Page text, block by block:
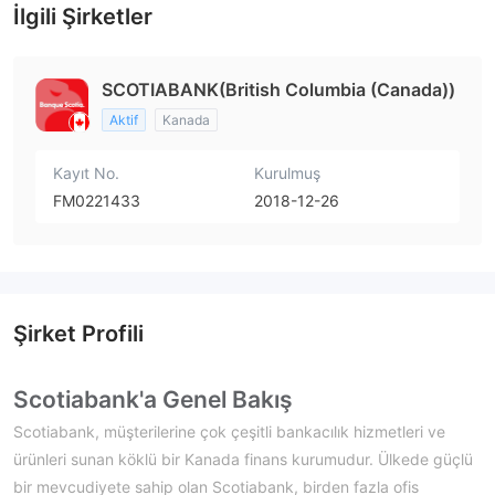
İlgili Şirketler
SCOTIABANK(British Columbia (Canada))
Aktif Kanada
Kayıt No.
FM0221433
Kurulmuş
2018-12-26
Şirket Profili
Scotiabank'a Genel Bakış
Scotiabank, müşterilerine çok çeşitli bankacılık hizmetleri ve
ürünleri sunan köklü bir Kanada finans kurumudur. Ülkede güçlü
bir mevcudiyete sahip olan Scotiabank, birden fazla ofis